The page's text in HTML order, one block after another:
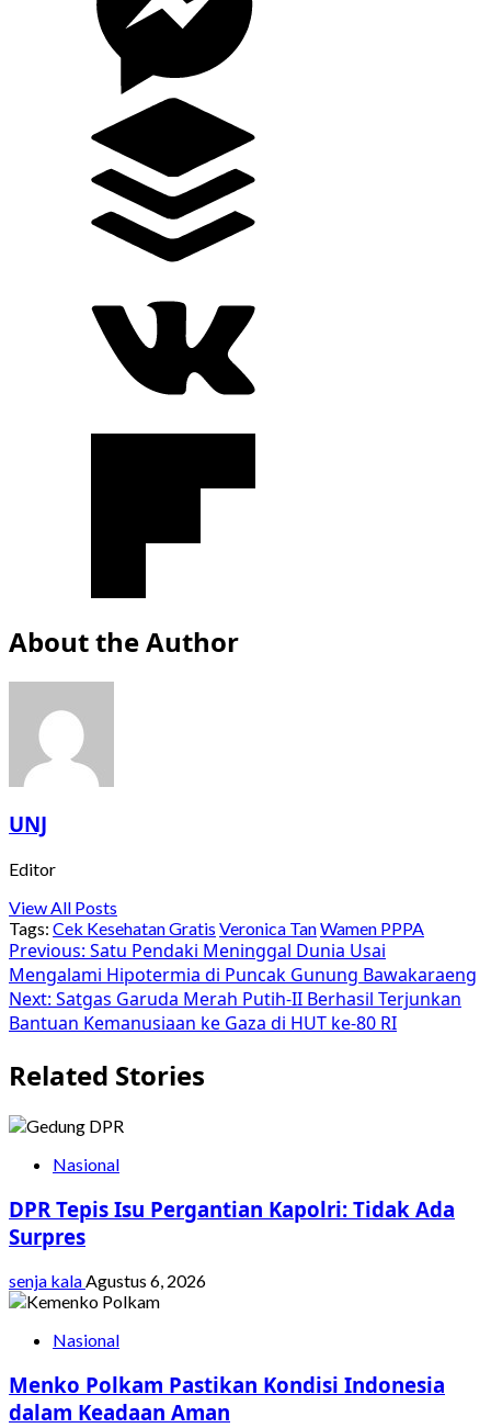
About the Author
UNJ
Editor
View All Posts
Tags: Cek Kesehatan Gratis Veronica TanWamen PPPA
Post
navigation
Previous: Satu Pendaki Meninggal Dunia Usai
Mengalami Hipotermia di Puncak Gunung Bawakaraeng
Next: Satgas Garuda Merah Putih-II Berhasil Terjunkan
Bantuan Kemanusiaan ke Gaza di HUT ke-80 RI
Related Stories
Nasional
DPR Tepis Isu Pergantian Kapolri: Tidak Ada
Surpres
senja kalaAgustus 6, 2026
Nasional
Menko Polkam Pastikan Kondisi Indonesia
dalam Keadaan Aman